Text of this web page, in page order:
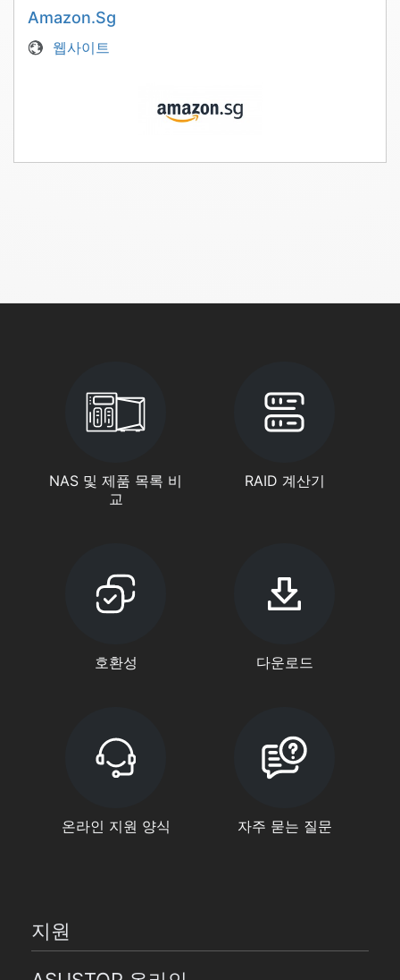
Amazon.Sg
웹사이트
NAS 및 제품 목록 비
교
RAID 계산기
호환성 다운로드
온라인 지원 양식 자주 묻는 질문
지원